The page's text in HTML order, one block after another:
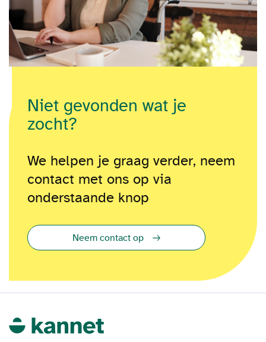
Niet gevonden wat je
zocht?
We helpen je graag verder, neem
contact met ons op via
onderstaande knop
Neem contact op